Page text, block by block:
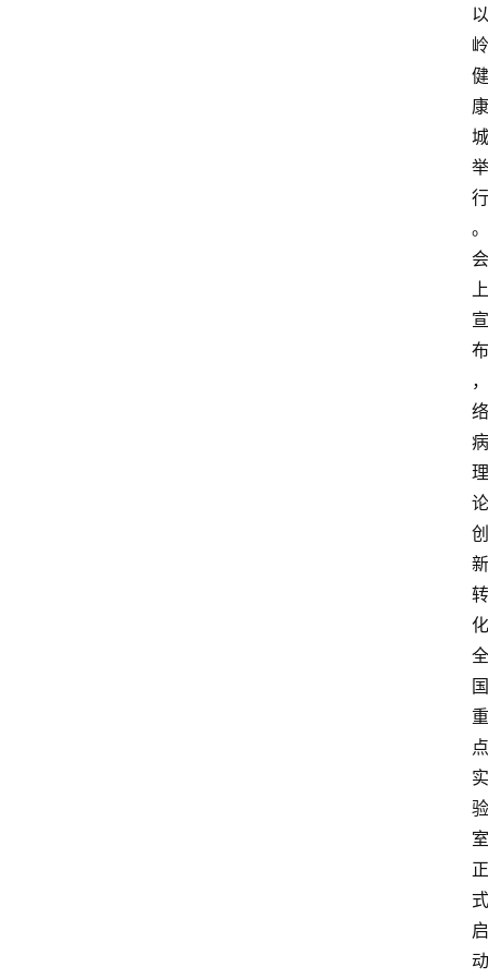
以
岭
健
康
城
举
行
。
会
上
宣
布
，
络
病
理
论
创
新
转
化
全
国
重
点
实
验
室
正
式
启
动